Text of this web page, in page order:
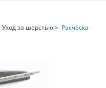
Уход за шерстью> Расчёска-